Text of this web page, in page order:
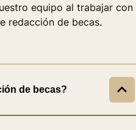
equipo al trabajar con
redacción de becas.
de becas?